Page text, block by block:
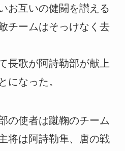
お互いの健闘を讃える
チームはそっけなく去
長歌が阿詩勒部が献上
になった。
の使者は蹴鞠のチーム
将は阿詩勒隼、唐の戦